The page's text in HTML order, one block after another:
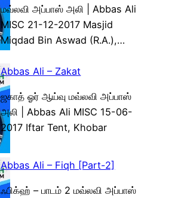
மவ்லவி அப்பாஸ் அலி | Abbas Ali
MISC 21-12-2017 Masjid
Miqdad Bin Aswad (R.A.),…
Abbas Ali – Zakat
ஜகாத் ஓர் ஆய்வு மவ்லவி அப்பாஸ்
அலி | Abbas Ali MISC 15-06-
2017 Iftar Tent, Khobar
Abbas Ali – Fiqh [Part-2]
ஃபிக்ஹ் – பாடம் 2 மவ்லவி அப்பாஸ்